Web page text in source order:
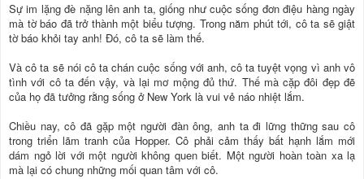
Sự im lặng đè nặng lên anh ta, giống như cuộc sống đơn điệu hàng ngày
mà tờ báo đã trở thành một biểu tượng. Trong năm phút tới, cô ta sẽ giật
tờ báo khỏi tay anh! Đó, cô ta sẽ làm thế.
Và cô ta sẽ nói cô ta chán cuộc sống với anh, cô ta tuyệt vọng vì anh vô
tình với cô ta đến vậy, và lại mơ mộng đủ thứ. Thế mà cặp đôi đẹp đẽ
của họ đã tưởng rằng sống ở New York là vui vẻ náo nhiệt lắm.
Chiều nay, cô đã gặp một người đàn ông, anh ta đi lững thững sau cô
trong triển lãm tranh của Hopper. Cô phải cảm thấy bất hạnh lắm mới
dám ngỏ lời với một người không quen biết. Một người hoàn toàn xa lạ
mà lại có chung những mối quan tâm với cô.